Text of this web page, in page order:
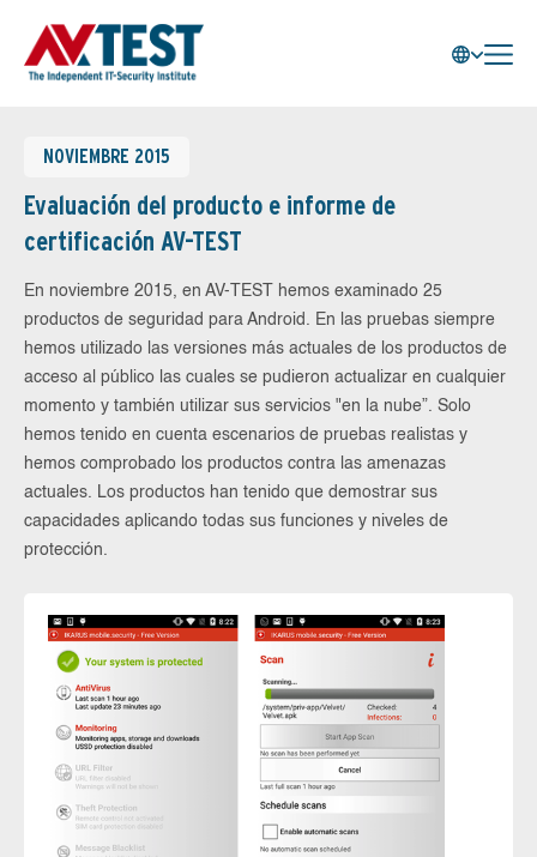
NOVIEMBRE 2015
Evaluación del producto e informe de
certificación AV-TEST
En noviembre 2015, en AV-TEST hemos examinado 25
productos de seguridad para Android. En las pruebas siempre
hemos utilizado las versiones más actuales de los productos de
acceso al público las cuales se pudieron actualizar en cualquier
momento y también utilizar sus servicios "en la nube”. Solo
hemos tenido en cuenta escenarios de pruebas realistas y
hemos comprobado los productos contra las amenazas
actuales. Los productos han tenido que demostrar sus
capacidades aplicando todas sus funciones y niveles de
protección.